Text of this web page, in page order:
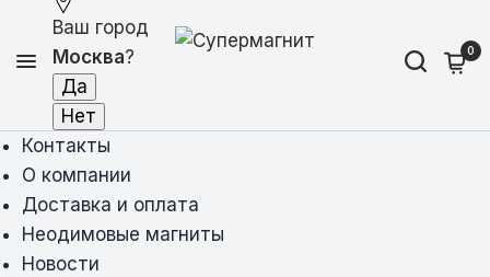
Ваш город
Москва? 0
Контакты
О компании
Доставка и оплата
Неодимовые магниты
Новости